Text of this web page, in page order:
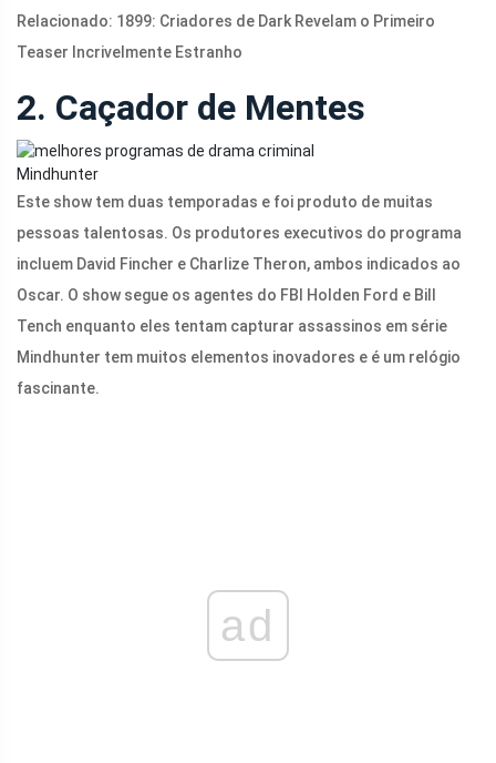
Relacionado: 1899: Criadores de Dark Revelam o Primeiro
Teaser Incrivelmente Estranho
2. Caçador de Mentes
Mindhunter
Este show tem duas temporadas e foi produto de muitas
pessoas talentosas. Os produtores executivos do programa
incluem David Fincher e Charlize Theron, ambos indicados ao
Oscar. O show segue os agentes do FBI Holden Ford e Bill
Tench enquanto eles tentam capturar assassinos em série
Mindhunter tem muitos elementos inovadores e é um relógio
fascinante.
ad